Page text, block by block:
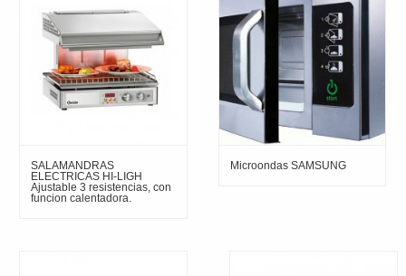
SALAMANDRAS
ELECTRICAS HI-LIGH
Ajustable 3 resistencias, con
funcion calentadora.
Microondas SAMSUNG